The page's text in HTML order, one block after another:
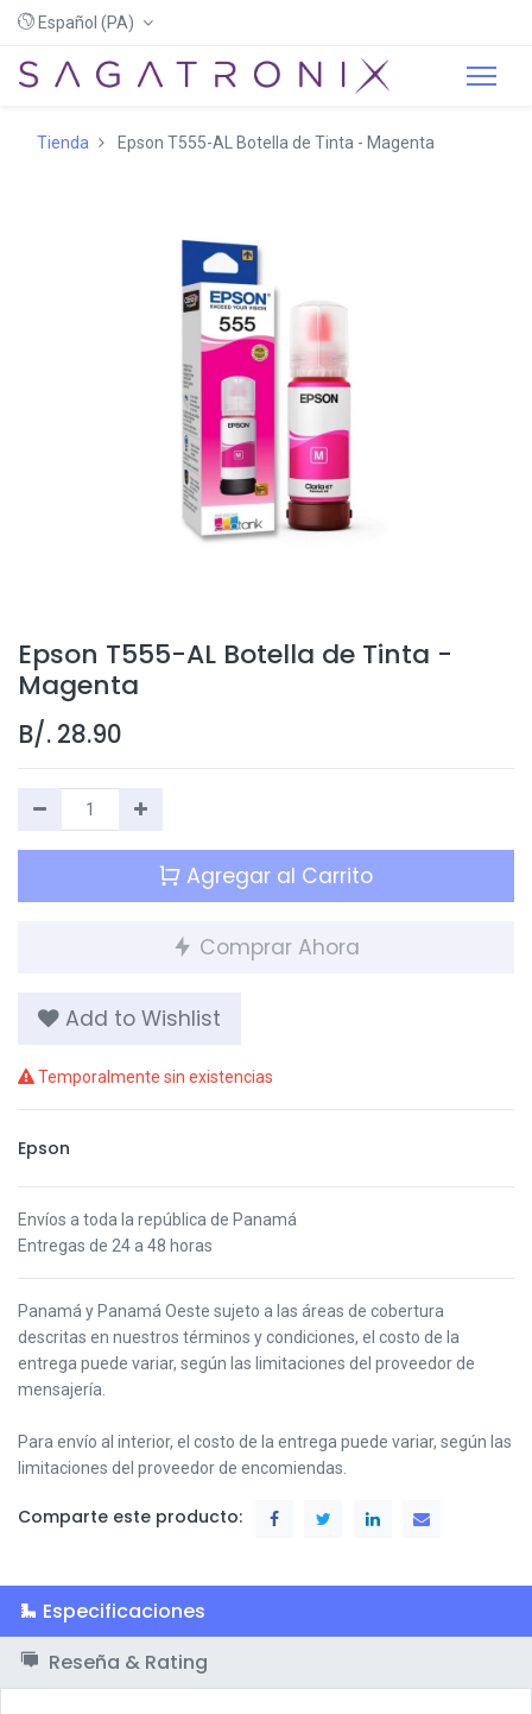
Español (PA)
Tienda Epson T555-AL Botella de Tinta - Magenta
Epson T555-AL Botella de Tinta -
Magenta
B/. 28.90
Agregar al Carrito
Comprar Ahora
Add to Wishlist
Temporalmente sin existencias
Epson
Envíos a toda la república de Panamá
Entregas de 24 a 48 horas
Panamá y Panamá Oeste sujeto a las áreas de cobertura
descritas en nuestros términos y condiciones, el costo de la
entrega puede variar, según las limitaciones del proveedor de
mensajería.
Para envío al interior, el costo de la entrega puede variar, según las
limitaciones del proveedor de encomiendas.
Comparte este producto:
Especificaciones
Reseña & Rating